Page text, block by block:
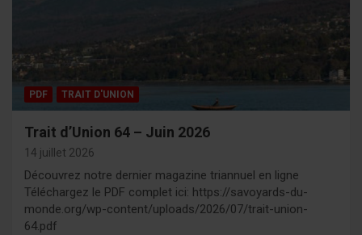
PDF TRAIT D'UNION
Trait d’Union 64 – Juin 2026
14 juillet 2026
Découvrez notre dernier magazine triannuel en ligne
Téléchargez le PDF complet ici: https://savoyards-du-
monde.org/wp-content/uploads/2026/07/trait-union-
64.pdf